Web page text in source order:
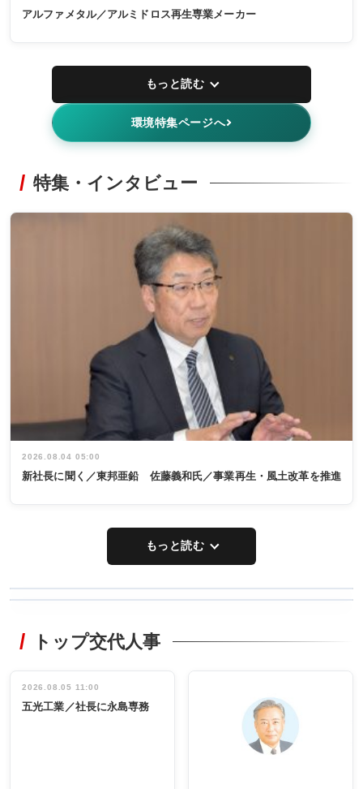
アルファメタル／アルミドロス再生専業メーカー
もっと読む
環境特集ページへ
特集・インタビュー
2026.08.04 05:00
新社長に聞く／東邦亜鉛 佐藤義和氏／事業再生・風土改革を推進
もっと読む
非鉄業界で
インタビュ
ー／社内ア
タックトレー
祝う 業界関
係者ら220人
出席
トップ交代人事
2026.08.05 11:00
五光工業／社長に永島専務